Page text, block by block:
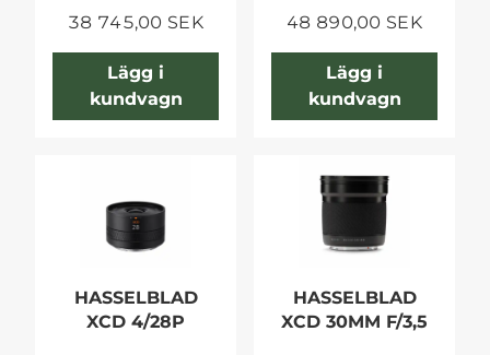
38 745,00 SEK
Lägg i
kundvagn
48 890,00 SEK
Lägg i
kundvagn
HASSELBLAD
XCD 4/28P
HASSELBLAD
XCD 30MM F/3,5